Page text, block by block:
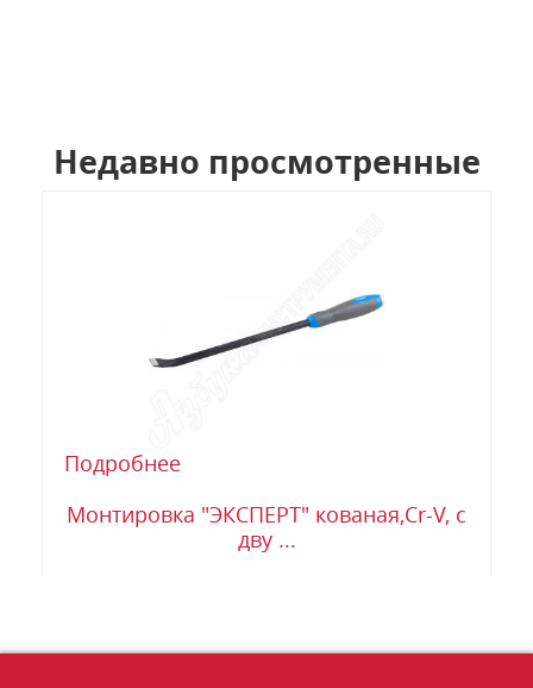
Недавно просмотренные
Подробнее
Монтировка "ЭКСПЕРТ" кованая,Cr-V, c
дву ...